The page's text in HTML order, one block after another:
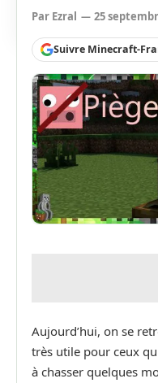
Par Ezral 25
Suivre Minecraft-
Aujourd’hui, on se
très utile pour ceux
à chasser quelques